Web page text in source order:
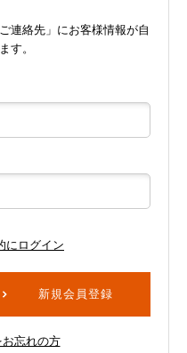
連絡先」にお客様情報が自
す。
にログイン
新規会員登録
忘れの方